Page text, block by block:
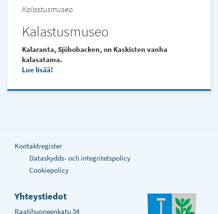
Kalastusmuseo
Kalastusmuseo
Kalaranta, Sjöbobacken, on Kaskisten vanha
kalasatama.
Lue lisää
Kontaktregister
Dataskydds- och integritetspolicy
Cookiepolicy
Yhteystiedot
Raatihuoneenkatu 34